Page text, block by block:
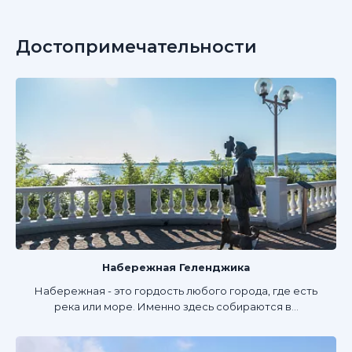
Достопримечательности
Набережная Геленджика
Набережная - это гордость любого города, где есть
река или море. Именно здесь собираются в...